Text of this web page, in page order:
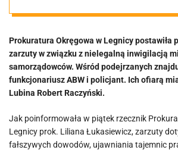
ABW i
z
Prokuratura Okręgowa w Legnicy postawiła
zarzuty w związku z nielegalną inwigilacją
samorządowców. Wśród podejrzanych
funkcjonariusz ABW i policjant. Ich ofiarą
Lubina Robert Raczyński.
Jak poinformowała w piątek rzecznik
Legnicy prok. Liliana Łukasiewicz, zarzuty
fałszywych dowodów, ujawniania tajemnic